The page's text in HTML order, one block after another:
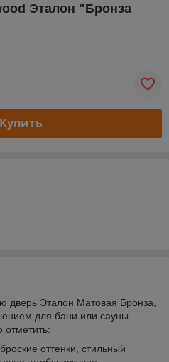
Эталон "Бронза
Купить
Эталон Матовая Бронза,
для бани или сауны.
оттенки, стильный